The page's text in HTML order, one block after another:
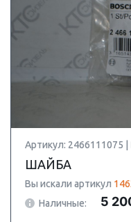
Артикул: 2466111075 |
ШАЙБА
Вы искали артикул
Наличные:
5